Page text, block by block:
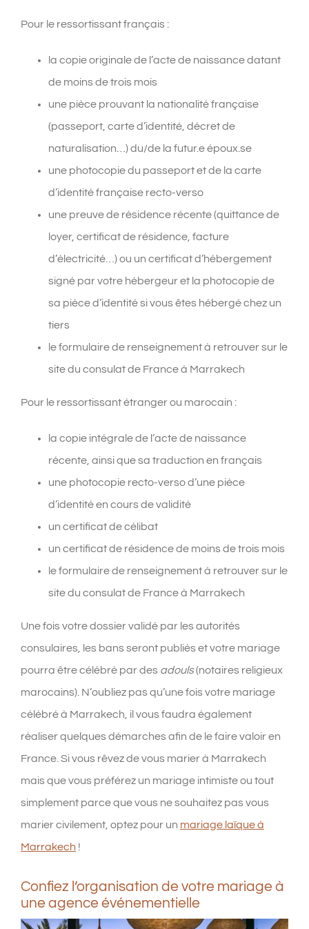
Pour le ressortissant français :
la copie originale de l’acte de naissance datant
de moins de trois mois
une pièce prouvant la nationalité française
(passeport, carte d’identité, décret de
naturalisation…) du/de la futur.e époux.se
une photocopie du passeport et de la carte
d’identité française recto-verso
une preuve de résidence récente (quittance de
loyer, certificat de résidence, facture
d’électricité…) ou un certificat d’hébergement
signé par votre hébergeur et la photocopie de
sa pièce d’identité si vous êtes hébergé chez un
tiers
le formulaire de renseignement à retrouver sur le
site du consulat de France à Marrakech
Pour le ressortissant étranger ou marocain :
la copie intégrale de l’acte de naissance
récente, ainsi que sa traduction en français
une photocopie recto-verso d’une pièce
d’identité en cours de validité
un certificat de célibat
un certificat de résidence de moins de trois mois
le formulaire de renseignement à retrouver sur le
site du consulat de France à Marrakech
Une fois votre dossier validé par les autorités
consulaires, les bans seront publiés et votre mariage
pourra être célébré par des adouls(notaires religieux
marocains). N’oubliez pas qu’une fois votre mariage
célébré à Marrakech, il vous faudra également
réaliser quelques démarches afin de le faire valoir en
France. Si vous rêvez de vous marier à Marrakech
mais que vous préférez un mariage intimiste ou tout
simplement parce quevous ne souhaitez pas vous
marier civilement, optez pour un mariage laïque à
Marrakech !
Confiez l’organisation de votre mariage à
une agence événementielle